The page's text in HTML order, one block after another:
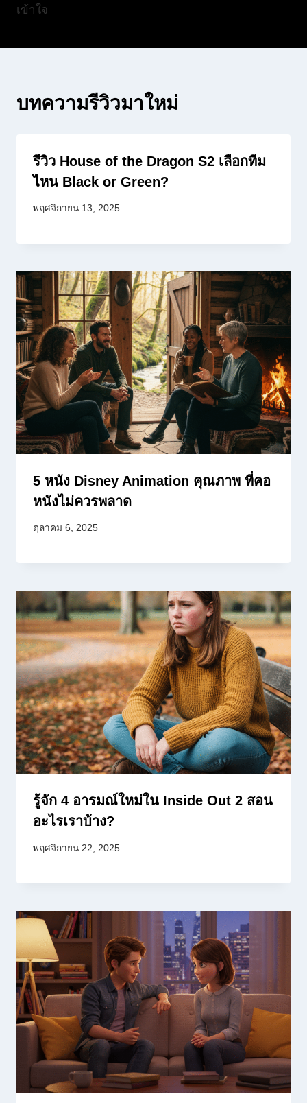
เข้าใจ
บทความรีวิวมาใหม่
รีวิว House of the Dragon S2 เลือกทีม
ไหน Black or Green?
พฤศจิกายน 13, 2025
5 หนัง Disney Animation คุณภาพ ที่คอ
หนังไม่ควรพลาด
ตุลาคม 6, 2025
รู้จัก 4 อารมณ์ใหม่ใน Inside Out 2 สอน
อะไรเราบ้าง?
พฤศจิกายน 22, 2025